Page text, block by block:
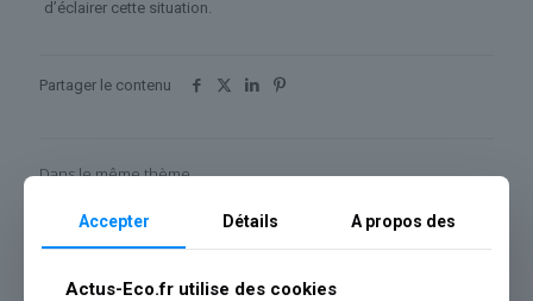
d’éclairer cette situation.
Partager le contenu
Dans le même thème
Accepter Détails A propos des
Actus-Eco.fr utilise des cookies